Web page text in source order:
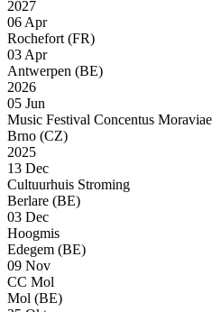
2027
06 Apr
Rochefort (FR)
03 Apr
Antwerpen (BE)
2026
05 Jun
Music Festival Concentus Moraviae
Brno (CZ)
2025
13 Dec
Cultuurhuis Stroming
Berlare (BE)
03 Dec
Hoogmis
Edegem (BE)
09 Nov
CC Mol
Mol (BE)